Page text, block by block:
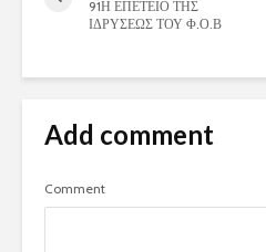
91Η ΕΠΕΤΕΙΟ ΤΗΣ
ΙΔΡΥΣΕΩΣ ΤΟΥ Φ.Ο.Β
Add comment
Comment